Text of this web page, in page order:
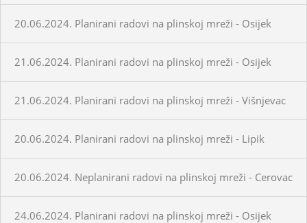
20.06.2024. Planirani radovi na plinskoj mreži - Osijek
21.06.2024. Planirani radovi na plinskoj mreži - Osijek
21.06.2024. Planirani radovi na plinskoj mreži - Višnjevac
20.06.2024. Planirani radovi na plinskoj mreži - Lipik
20.06.2024. Neplanirani radovi na plinskoj mreži - Cerovac
24.06.2024. Planirani radovi na plinskoj mreži - Osijek